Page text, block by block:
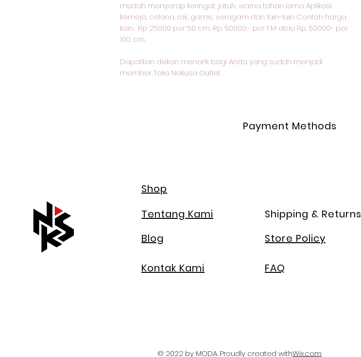
mudah menyerap keringat, jatuh, warna tahan lama Aplikasi:
kemeja, celana, rok, gamis, seragam dan lain-lain Contoh harga
kain : Rp 25000 per 50 cm, Rp. 50000,- per 1 M atau Rp. 50000- per
100 cm
Dapatkan diskon menarik bagi Anda yang sudah menjadi
member Toko Nakusa Outlet
Payment Methods
Shop
Tentang Kami
Blog
Kontak Kami
Shipping & Returns
Store Policy
FAQ
© 2022 by MODA. Proudly created withWix.com